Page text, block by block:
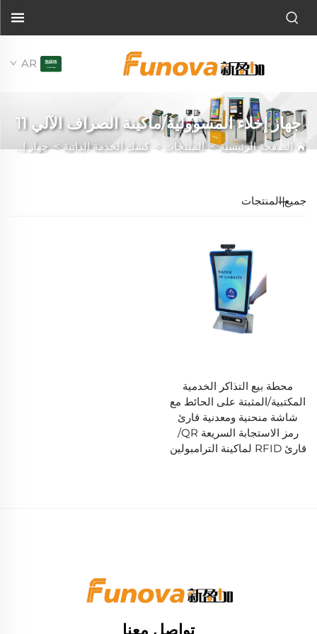
AR
جهاز إخلاء المسؤولية/ماكينة الصراف الآلي 11
الصفحة الرئيسية>المنتجات > كشك الخدمة الذاتية>جهاز إخلاء المسؤولية/ماكينة الصراف الآلي 11
جميع المنتجات
محطة بيع التذاكر الخدمية
المكتبية/المثبتة على الحائط مع
شاشة منحنية ومعدنية قارئ
رمز الاستجابة السريعة QR/
قارئ RFID لماكينة الترامبولين